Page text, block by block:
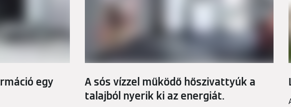
egy
A sós vízzel működő hőszivattyúk a
talajból nyerik ki az energiát.